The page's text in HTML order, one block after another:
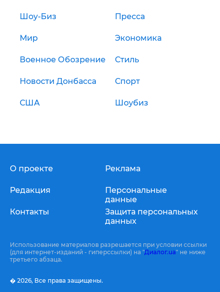
Шоу-Биз Пресса
Мир Экономика
Военное Обозрение Стиль
Новости Донбасса Спорт
США Шоубиз
О проекте
Редакция
Контакты
Реклама
Персональные
данные
Защита персональных
данных
Использование материалов разрешается при условии ссылки
(для интернет-изданий - гиперссылки) на "Диалог.ua" не ниже
третьего абзаца.
� 2026, Все права защищены.